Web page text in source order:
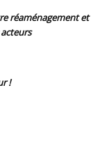
réaménagement et
!